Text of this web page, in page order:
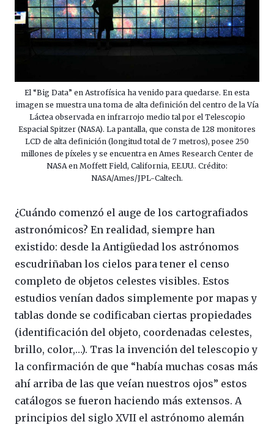
El “Big Data” en Astrofísica ha venido para quedarse. En esta
imagen se muestra una toma de alta definición del centro de la Vía
Láctea observada en infrarrojo medio tal por el Telescopio
Espacial Spitzer (NASA). La pantalla, que consta de 128 monitores
LCD de alta definición (longitud total de 7 metros), posee 250
millones de píxeles y se encuentra en Ames Research Center de
NASA en Moffett Field, California, EE.UU.. Crédito:
NASA/Ames/JPL-Caltech.
¿Cuándo comenzó el auge de los cartografiados
astronómicos? En realidad, siempre han
existido: desde la Antigüedad los astrónomos
escudriñaban los cielos para tener el censo
completo de objetos celestes visibles. Estos
estudios venían dados simplemente por mapas y
tablas donde se codificaban ciertas propiedades
(identificación del objeto, coordenadas celestes,
brillo, color,…). Tras la invención del telescopio y
la confirmación de que “había muchas cosas más
ahí arriba de las que veían nuestros ojos” estos
catálogos se fueron haciendo más extensos. A
principios del siglo XVII el astrónomo alemán